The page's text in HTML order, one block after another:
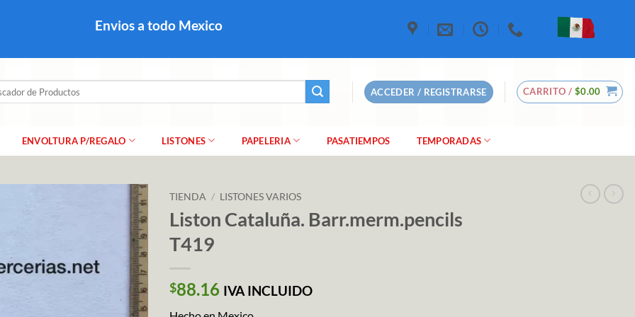
Envios a todo Mexico
ACCEDER / REGISTRARSE CARRITO / $0.00
ENVOLTURA P/REGALO LISTONES PAPELERIA PASATIEMPOS TEMPORADAS
TIENDA / LISTONES VARIOS
Liston Cataluña. Barr.merm.pencils
T419
$88.16 IVA INCLUIDO